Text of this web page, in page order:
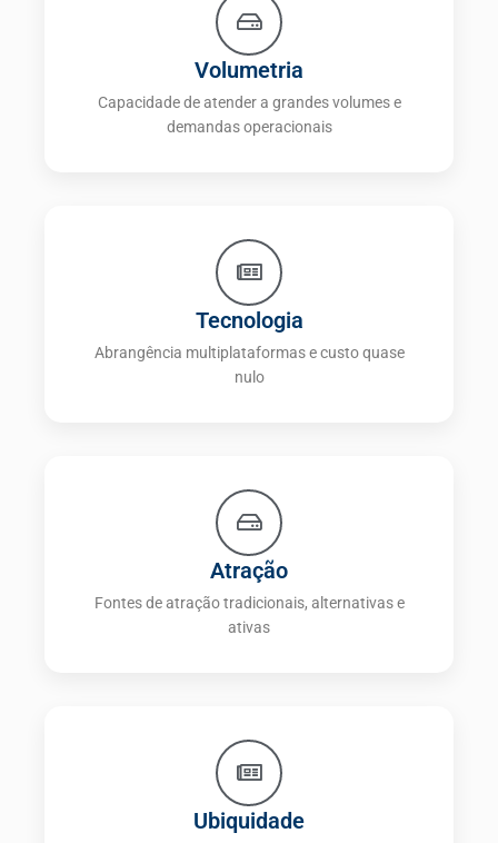
Volumetria
Capacidade de atender a grandes volumes e
demandas operacionais
Tecnologia
Abrangência multiplataformas e custo quase
nulo
Atração
Fontes de atração tradicionais, alternativas e
ativas
Ubiquidade